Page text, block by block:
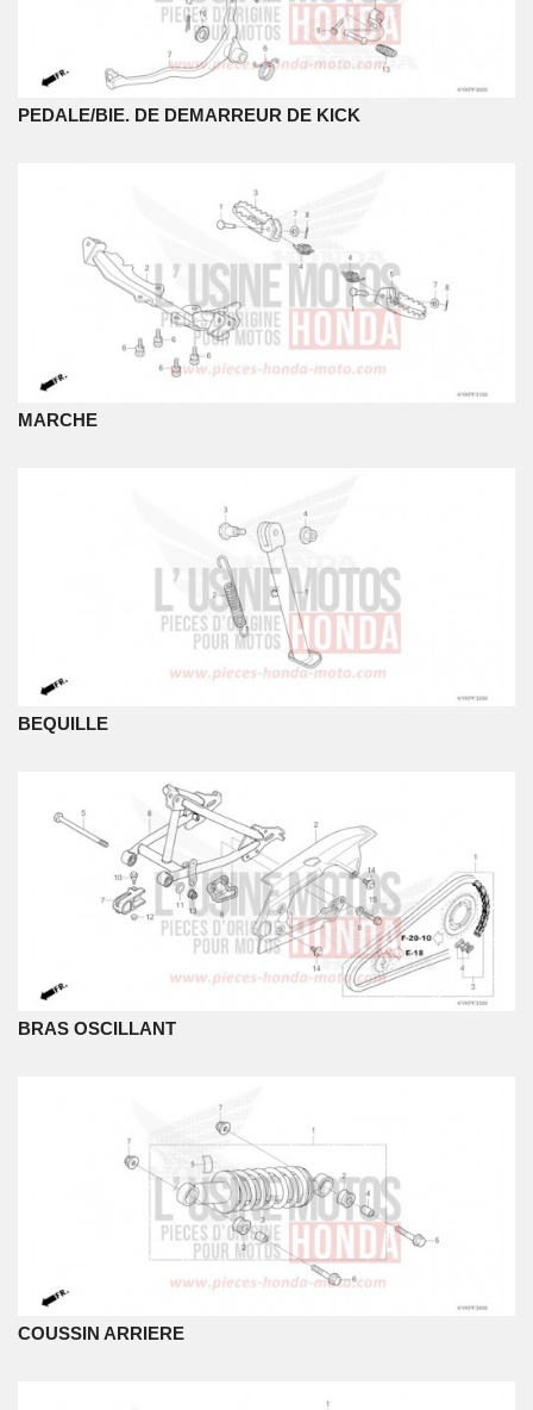
PEDALE/BIE. DE DEMARREUR DE KICK
MARCHE
BEQUILLE
BRAS OSCILLANT
COUSSIN ARRIERE